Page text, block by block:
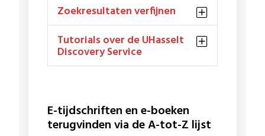
Zoekresultaten verfijnen
Tutorials over de UHasselt
Discovery Service
E-tijdschriften en e-boeken
terugvinden via de A-tot-Z lijst